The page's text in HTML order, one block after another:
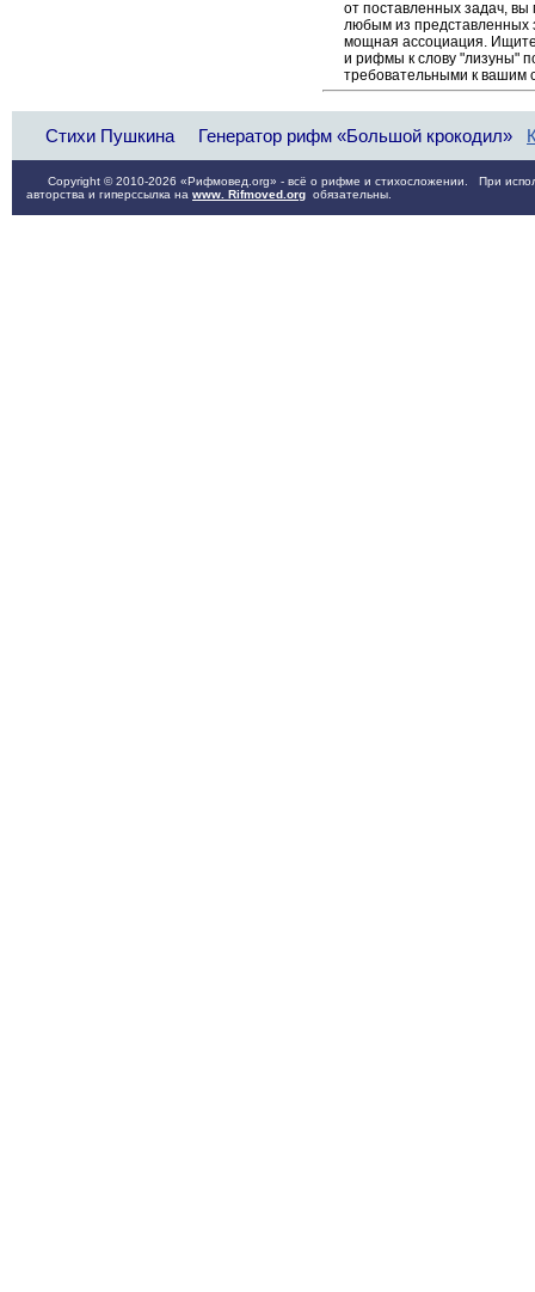
от поставленных задач,
любым из
мощная ассоциация. Ищите
и рифмы к слову "лизуны"
требовательными к вашим
Стихи Пушкина Генератор рифм «Большой крокодил»
Copyright © 2010-2026 «Рифмовед.org» - всё о рифме и стихосложении. При
авторства и гиперссылка на www. Rifmoved.org обязательны.